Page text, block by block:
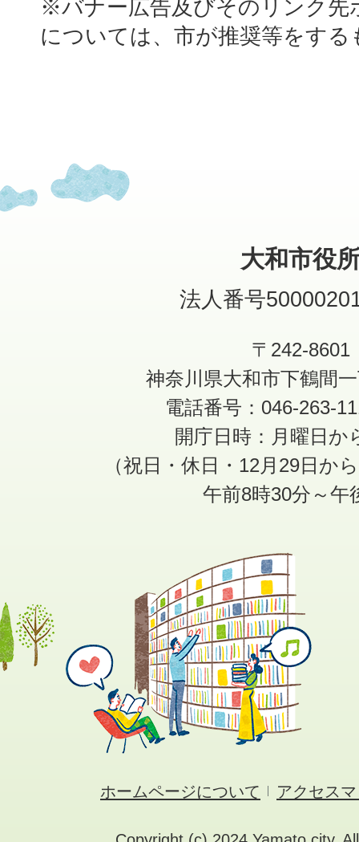
※バナー広告及びそのリンク先
については、市が推奨等をす
大和市役
法人番号
〒242-8601
神奈川県大和市下鶴間
電話番号：046-263-
開庁日時：月曜日か
（祝日・休日・12月29日か
午前8時30分～午
ホームページについて アクセス